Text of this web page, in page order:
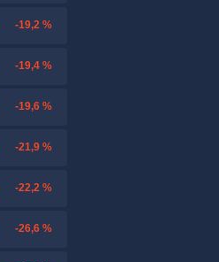
-19,2 %
-19,4 %
-19,6 %
-21,9 %
-22,2 %
-26,6 %